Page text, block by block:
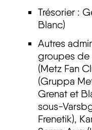
Trésorier :
Blanc)
Autres
groupes de
(Metz Fan
(Gruppa
Grenat et
sous-
Frenetik),